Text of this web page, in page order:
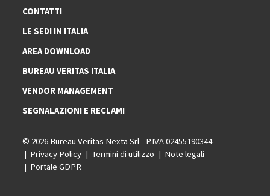
CONTATTI
LE SEDI IN ITALIA
AREA DOWNLOAD
BUREAU VERITAS ITALIA
VENDOR MANAGEMENT
SEGNALAZIONI E RECLAMI
© 2026 Bureau Veritas Nexta Srl - P.IVA 02455190344
Privacy Policy
Termini di utilizzo
Note legali
Portale GDPR